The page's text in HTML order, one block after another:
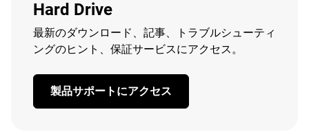
Hard Drive
最新のダウンロード、記事、トラブルシューティ
ングのヒント、保証サービスにアクセス。
製品サポートにアクセス